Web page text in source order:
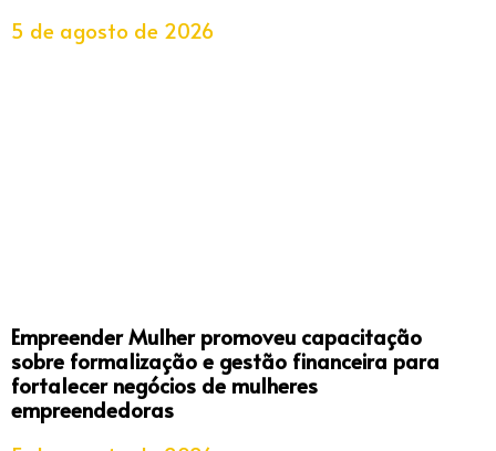
5 de agosto de 2026
Empreender Mulher promoveu capacitação
sobre formalização e gestão financeira para
fortalecer negócios de mulheres
empreendedoras